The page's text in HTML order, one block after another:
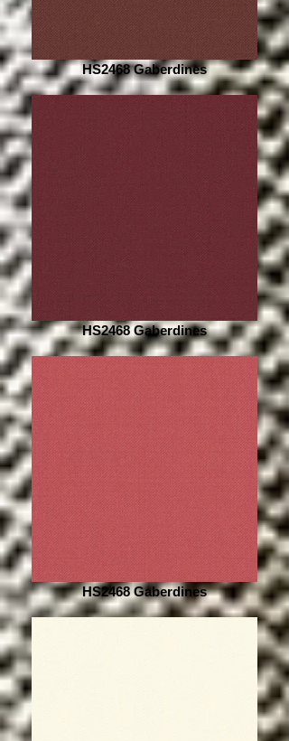
HS2468 Gaberdines
HS2468 Gaberdines
HS2468 Gaberdines